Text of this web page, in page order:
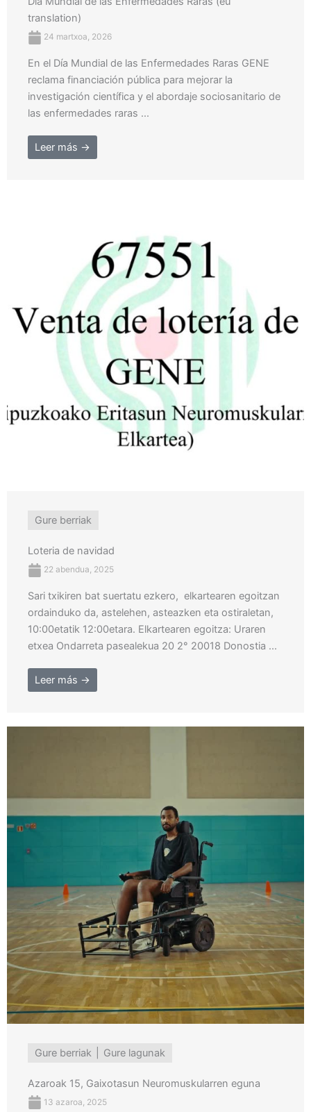
translation)
24 martxoa, 2026
En el Día Mundial de las Enfermedades Raras GENE
reclama financiación pública para mejorar la
investigación científica y el abordaje sociosanitario de
las enfermedades raras ...
Leer más →
Gure berriak
Loteria de navidad
22 abendua, 2025
Sari txikiren bat suertatu ezkero, elkartearen egoitzan
ordainduko da, astelehen, asteazken eta ostiraletan,
10:00etatik 12:00etara. Elkartearen egoitza: Uraren
etxea Ondarreta pasealekua 20 2° 20018 Donostia ...
Leer más →
Gure berriak Gure lagunak
Azaroak 15, Gaixotasun Neuromuskularren eguna
13 azaroa, 2025